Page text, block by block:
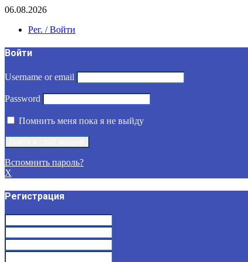
06.08.2026
Рег. / Войти
Войти
Username or email
Password
Помнить меня пока я не выйду
Вспомнить пароль?
X
Регистрация